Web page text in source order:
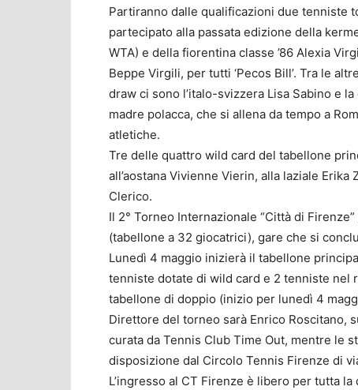
Partiranno dalle qualificazioni due tenniste
partecipato alla passata edizione della
WTA) e della fiorentina classe ’86 Alexia
Beppe Virgili, per tutti ‘Pecos Bill’. Tra le
draw ci sono l’italo-svizzera Lisa Sabino e
madre polacca, che si allena da tempo a
atletiche.
Tre delle quattro wild card del tabellone
all’aostana Vivienne Vierin, alla laziale
Clerico.
Il 2° Torneo Internazionale “Città di
(tabellone a 32 giocatrici), gare che si
Lunedì 4 maggio inizierà il tabellone
tenniste dotate di wild card e 2 tenniste nel
tabellone di doppio (inizio per lunedì 4
Direttore del torneo sarà Enrico Roscitano,
curata da Tennis Club Time Out, mentre le
disposizione dal Circolo Tennis Firenze di
L’ingresso al CT Firenze è libero per tutta